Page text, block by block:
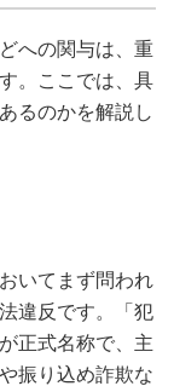
への関与は、重
。ここでは、具
るのかを解説し
いてまず問われ
違反です。「犯
正式名称で、主
振り込め詐欺な